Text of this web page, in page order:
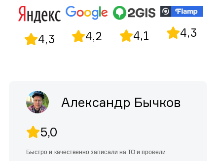
4,3 4,2 4,1 4,3
Александр Бычков
5,0
Быстро и качественно записали на ТО и провели